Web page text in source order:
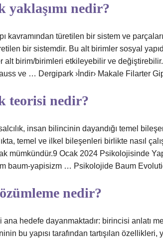
yaklaşımı nedir?
kavramından türetilen bir sistem ve
bir sistemdir. Bu alt birimler sosyal
alt birim/birimleri etkileyebilir ve değiştirebilir.
ve … Dergipark ›İndir› Makale Filarter
teorisi nedir?
insan bilincinin dayandığı temel
temel ve ilkel bileşenleri birlikte nasıl
mümkündür.9 Ocak 2024 Psikolojisinde
baum-yapisizm … Psikolojide Baum
nedir?
ana hedefe dayanmaktadır: birincisi anlatı
bu yapısı tarafından tartışılan özellikleri,